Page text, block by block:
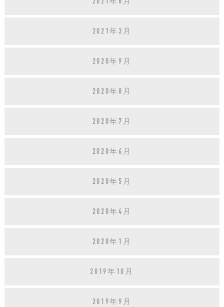
2021年3月
2020年9月
2020年8月
2020年7月
2020年6月
2020年5月
2020年4月
2020年1月
2019年10月
2019年9月